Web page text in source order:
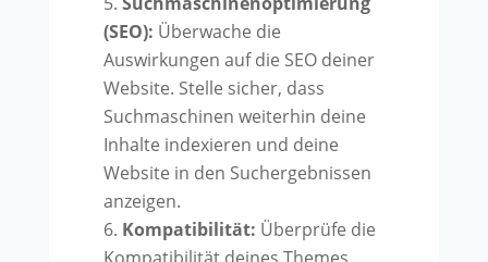
(SEO): Überwache die
Auswirkungen auf die SEO deiner
Website. Stelle sicher, dass
Suchmaschinen weiterhin deine
Inhalte indexieren und deine
Website in den Suchergebnissen
anzeigen.
Kompatibilität: Überprüfe die